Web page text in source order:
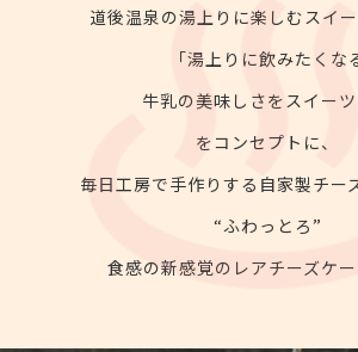
道後温泉の湯上りに楽しむスイー
「湯上りに飲みたくな
牛乳の美味しさをスイーツ
をコンセプトに、
毎日工房で手作りする自家製チー
“ふわっとろ”
食感の新感覚のレアチーズケー